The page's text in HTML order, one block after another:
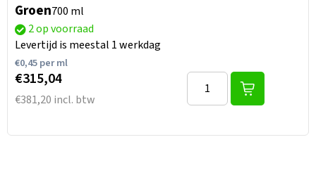
Groen700 ml
2 op voorraad
Levertijd is meestal 1 werkdag
€0,45per ml
€315,04
€381,20 incl. btw